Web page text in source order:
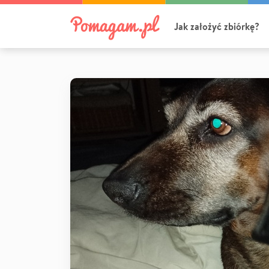
Jak założyć zbiórkę?